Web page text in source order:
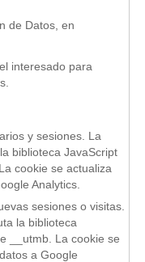
de Datos, en
interesado para
y sesiones. La
biblioteca JavaScript
cookie se actualiza
Analytics.
sesiones o visitas.
la biblioteca
__utmb. La cookie se
a Google